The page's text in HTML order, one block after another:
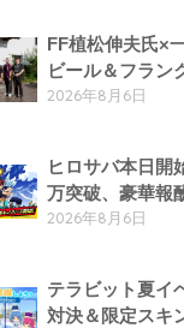
FF植松伸夫氏×
ビール＆フラン
2026年8月6日
ヒロサバ本日開
万突破、豪華報
2026年8月6日
テラビット夏イ
対決＆限定スキ